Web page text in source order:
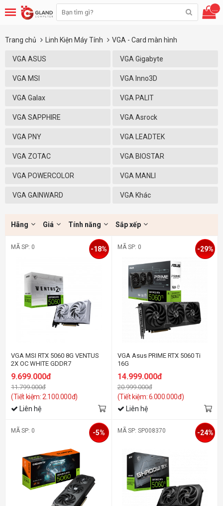
...
Trang chủ Linh Kiện Máy Tính VGA - Card màn hình
VGA ASUS VGA Gigabyte
VGA MSI VGA Inno3D
VGA Galax VGA PALIT
VGA SAPPHIRE VGA Asrock
VGA PNY VGA LEADTEK
VGA ZOTAC VGA BIOSTAR
VGA POWERCOLOR VGA MANLI
VGA GAINWARD VGA Khác
Hãng Giá Tính năng Sắp xếp
MÃ SP: 0
VGA MSI RTX 5060 8G VENTUS
2X OC WHITE GDDR7
9.699.000đ
11.799.000đ
(Tiết kiệm: 2.100.000đ)
-18%
Liên hệ
MÃ SP: 0
VGA Asus PRIME RTX 5060 Ti
16G
14.999.000đ
20.999.000đ
(Tiết kiệm: 6.000.000đ)
-29%
Liên hệ
MÃ SP: 0 -5% MÃ SP: SP008370 -24%